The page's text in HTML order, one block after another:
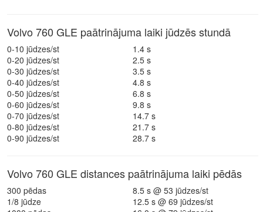
Volvo 760 GLE paātrinājuma laiki jūdzēs stundā
0-10 jūdzes/st
1.4 s
0-20 jūdzes/st
2.5 s
0-30 jūdzes/st
3.5 s
0-40 jūdzes/st
4.8 s
0-50 jūdzes/st
6.8 s
0-60 jūdzes/st
9.8 s
0-70 jūdzes/st
14.7 s
0-80 jūdzes/st
21.7 s
0-90 jūdzes/st
28.7 s
Volvo 760 GLE distances paātrinājuma laiki pēdās
300 pēdas
8.5 s @ 53 jūdzes/st
1/8 jūdze
12.5 s @ 69 jūdzes/st